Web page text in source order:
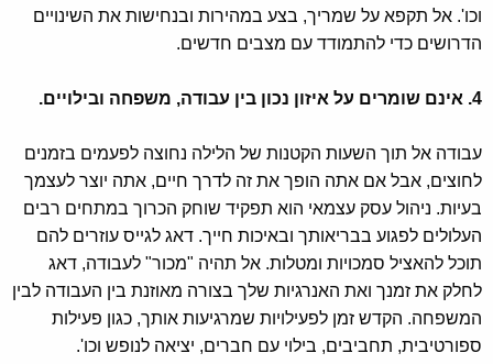
וכו'. אל תקפא על שמריך, בצע במהירות ובנחישות את השינויים
הדרושים כדי להתמודד עם מצבים חדשים.
עבודה אל תוך השעות הקטנות של הלילה נחוצה לפעמים בזמנים
לחוצים, אבל אם אתה הופך את זה לדרך חיים, אתה יוצר לעצמך
בעיות. ניהול עסק עצמאי הוא תפקיד שוחק הכרוך במתחים רבים
העלולים לפגוע בבריאותך ובאיכות חייך. דאג לגייס עוזרים להם
תוכל להאציל סמכויות ומטלות. אל תהיה "מכור" לעבודה, דאג
לחלק את זמנך ואת האנרגיות שלך בצורה מאוזנת בין העבודה לבין
המשפחה. הקדש זמן לפעילויות שמרגיעות אותך, כגון פעילות
ספורטיבית, תחביבים, בילוי עם חברים, יציאה לנופש וכו'.